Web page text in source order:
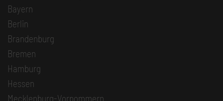
Bayern
Berlin
Brandenburg
Bremen
Hamburg
Hessen
Mecklenburg-Vorpommern